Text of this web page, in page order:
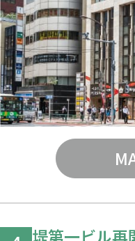
堤第一ビル再